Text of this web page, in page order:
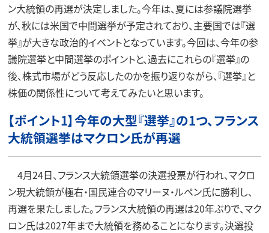
ン大統領の再選が決定しました。今年は、夏には参議院選挙
が、秋には米国で中間選挙が予定されており、主要国では『選
挙』が大きな政治的イベントとなっています。今回は、今年の参
議院選挙と中間選挙のポイントと、過去にこれらの『選挙』の
後、株式市場がどう反応したのかを振り返りながら、『選挙』と
株価の関係性について考えてみたいと思います。
【ポイント1】今年の大型『選挙』の1つ、フランス
大統領選挙はマクロン氏が再選
4月24日、フランス大統領選挙の決選投票が行われ、マクロ
ン現大統領が極右・国民連合のマリーヌ・ルペン氏に勝利し、
再選を果たしました。フランス大統領の再選は20年ぶりで、マク
ロン氏は2027年まで大統領を務めることになります。決選投